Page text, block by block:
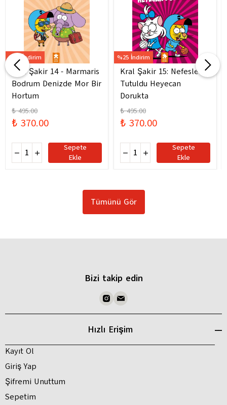
%25 İndirim
Kral Şakir 14 - Marmaris
Bodrum Denizde Mor Bir
Hortum
₺ 495.00
₺ 370.00
Sepete
Ekle
%25 İndirim
Kral Şakir 15: Nefesler
Tutuldu Heyecan
Dorukta
₺ 495.00
₺ 370.00
Sepete
Ekle
Tümünü Gör
Bizi takip edin
Hızlı Erişim
Kayıt Ol
Giriş Yap
Şifremi Unuttum
Sepetim